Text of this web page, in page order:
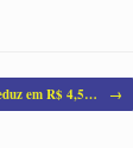
em R$ 4,5… →